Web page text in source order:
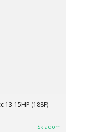
13-15HP (188F)
Skladom